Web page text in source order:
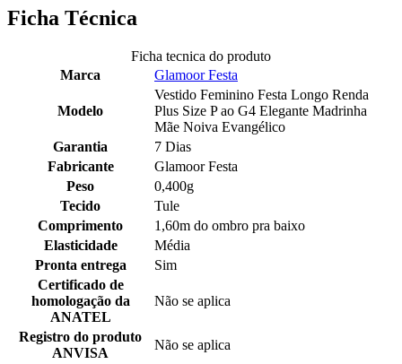
Ficha Técnica
Ficha tecnica do produto
Marca
Glamoor Festa
Modelo
Vestido Feminino Festa Longo Renda
Plus Size P ao G4 Elegante Madrinha
Mãe Noiva Evangélico
Garantia
7 Dias
Fabricante
Glamoor Festa
Peso
0,400g
Tecido
Tule
Comprimento
1,60m do ombro pra baixo
Elasticidade
Média
Pronta entrega
Sim
Certificado de
homologação da
ANATEL
Não se aplica
Registro do produto
ANVISA
Não se aplica